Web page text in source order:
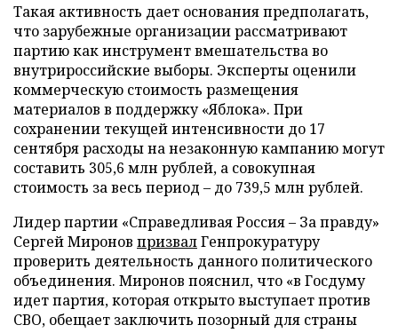
Такая активность дает основания предполагать,
что зарубежные организации рассматривают
партию как инструмент вмешательства во
внутрироссийские выборы. Эксперты оценили
коммерческую стоимость размещения
материалов в поддержку «Яблока». При
сохранении текущей интенсивности до 17
сентября расходы на незаконную кампанию могут
составить 305,6 млн рублей, а совокупная
стоимость за весь период – до 739,5 млн рублей.
Лидер партии «Справедливая Россия – За правду»
Сергей Миронов призвалГенпрокуратуру
проверить деятельность данного политического
объединения. Миронов пояснил, что «в Госдуму
идет партия, которая открыто выступает против
СВО, обещает заключить позорный для страны